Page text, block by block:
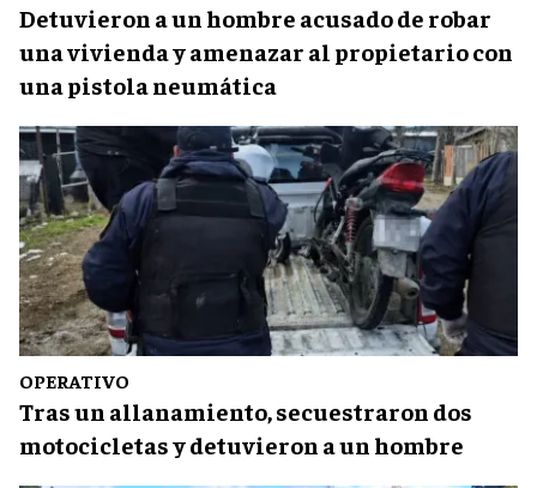
Detuvieron a un hombre acusado de robar
una vivienda y amenazar al propietario con
una pistola neumática
OPERATIVO
Tras un allanamiento, secuestraron dos
motocicletas y detuvieron a un hombre